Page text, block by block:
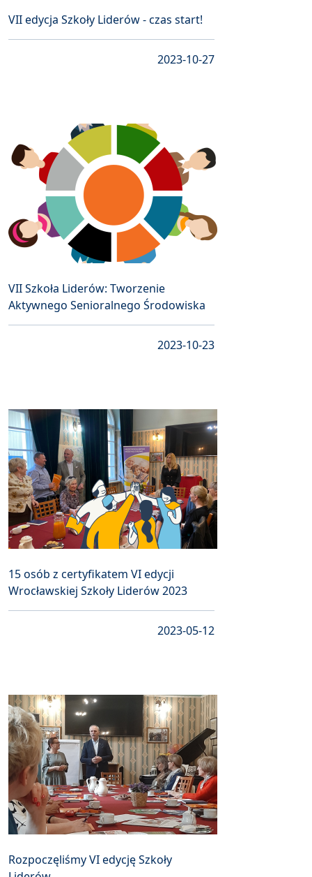
VII edycja Szkoły Liderów - czas start!
2023-10-27
VII Szkoła Liderów: Tworzenie
Aktywnego Senioralnego Środowiska
2023-10-23
15 osób z certyfikatem VI edycji
Wrocławskiej Szkoły Liderów 2023
2023-05-12
Rozpoczęliśmy VI edycję Szkoły